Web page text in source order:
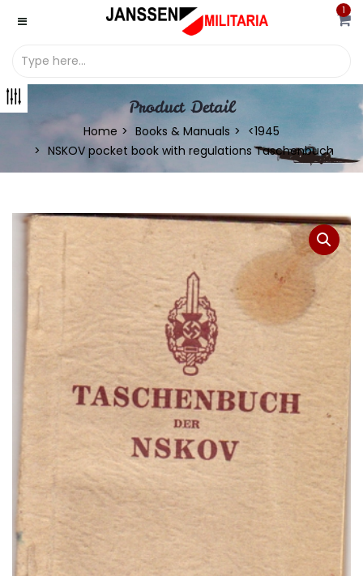
1
Product Detail
Home Books & Manuals
<1945
NSKOV pocket book with regulations Taschenbuch